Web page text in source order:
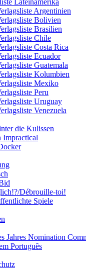
Argentinien
Bolivien
Brasilien
Chile
Costa Rica
Ecuador
Guatemala
Kolumbien
Mexiko
Peru
Uruguay
Venezuela
die Kulissen
Impractical
Débrouille-toi!
Spiele
Jahres Nomination
Português